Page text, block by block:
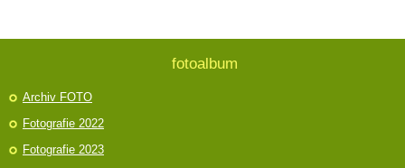
fotoalbum
Archiv FOTO
Fotografie 2022
Fotografie 2023